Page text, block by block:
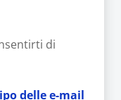
di
delle e-mail